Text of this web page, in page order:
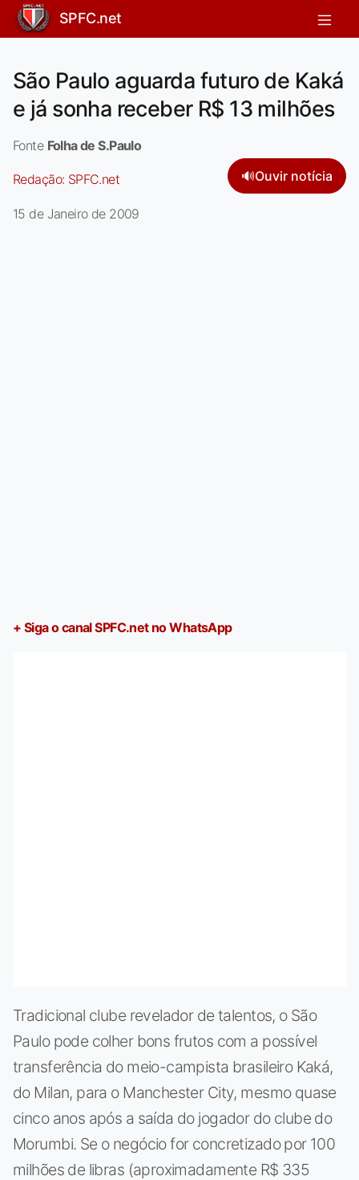
SPFC.net
São Paulo aguarda futuro de Kaká
e já sonha receber R$ 13 milhões
Fonte Folha de S.Paulo
Redação: SPFC.net 🔊Ouvir notícia
15 de Janeiro de 2009
+ Siga o canal SPFC.net no WhatsApp
Tradicional clube revelador de talentos, o São
Paulo pode colher bons frutos com a possível
transferência do meio-campista brasileiro Kaká,
do Milan, para o Manchester City, mesmo quase
cinco anos após a saída do jogador do clube do
Morumbi. Se o negócio for concretizado por 100
milhões de libras (aproximadamente R$ 335